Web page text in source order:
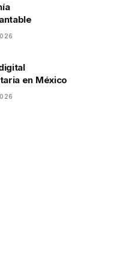
en México